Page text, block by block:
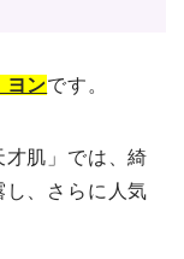
ヨンです。
肌」では、綺
し、さらに人気